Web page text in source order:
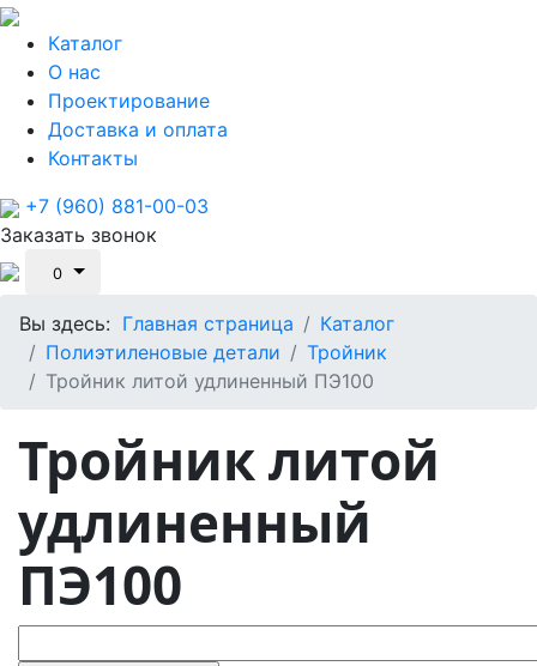
Каталог
О нас
Проектирование
Доставка и оплата
Контакты
+7 (960) 881-00-03
Заказать звонок
0
Вы здесь: Главная страница
Каталог
Полиэтиленовые детали
Тройник
Тройник литой удлиненный ПЭ100
Тройник литой
удлиненный
ПЭ100